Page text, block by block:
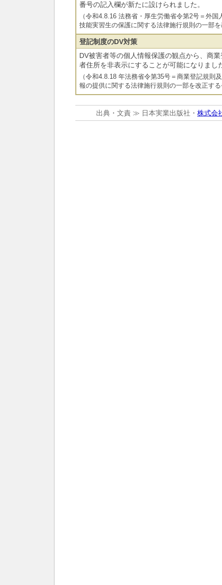
番号の記入欄が新たに設けられました。
（令和4.8.16 法務省・厚生労働省令第2号＝外
技能実習生の保護に関する法律施行規則の一部
登記制度のDV対策
DV被害者等の個人情報保護の観点から、商
者住所を非表示にすることが可能になりまし
（令和4.8.18 年法務省令第35号＝商業登記規則
報の提供に関する法律施行規則の一部を改正す
出典・文責 ≫ 日本実業出版社・ 株式会